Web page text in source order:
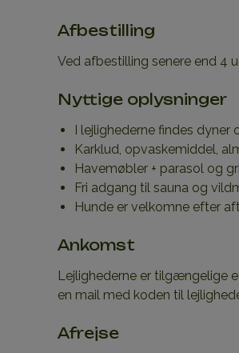
Afbestilling
Ved afbestilling senere end 4
Nyttige oplysninger
I lejlighederne findes dyner
Karklud, opvaskemiddel,
Havemøbler + parasol og
Fri adgang til sauna og
Hunde er velkomne efter
Ankomst
Lejlighederne er tilgængelige
en mail med koden til
Afrejse